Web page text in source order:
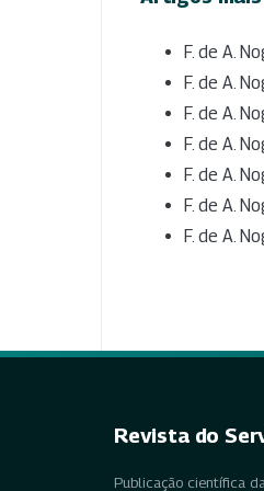
F. de A.
F. de A.
F. de A.
F. de A.
F. de A.
F. de A.
F. de A.
Revista do
Publicação científica